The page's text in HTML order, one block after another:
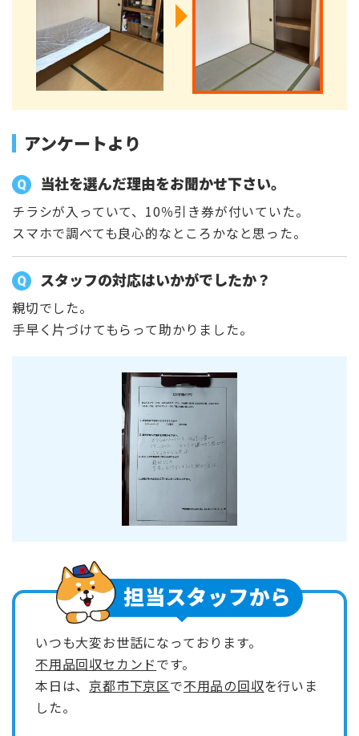
アンケートより
当社を選んだ理由をお聞かせ下さい。
チラシが入っていて、10％引き券が付いていた。
スマホで調べても良心的なところかなと思った。
スタッフの対応はいかがでしたか？
親切でした。
手早く片づけてもらって助かりました。
いつも大変お世話になっております。
不用品回収セカンドです。
本日は、京都市下京区で不用品の回収を行いま
した。